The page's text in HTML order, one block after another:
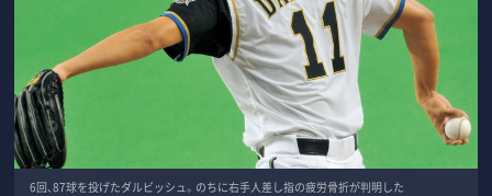
6回、87球を投げたダルビッシュ。のちに右手人差し指の疲労骨折が判明した